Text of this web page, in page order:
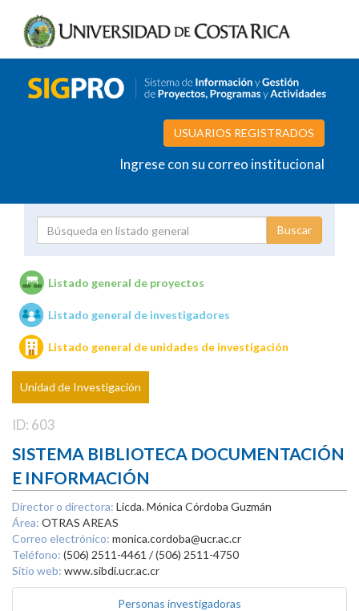
USUARIOS REGISTRADOS
Ingrese con su correo institucional
Unidades de investigación
Listado general de proyectos
Listado general de investigadores
Listado general de unidades de investigación
Unidad de Investigación
ID: 603
SISTEMA BIBLIOTECA DOCUMENTACIÓN
E INFORMACIÓN
Director o directora: Licda. Mónica Córdoba Guzmán
Área: OTRAS AREAS
Correo electrónico: monica.cordoba@ucr.ac.cr
Teléfono: (506) 2511-4461 / (506) 2511-4750
Sitio web: www.sibdi.ucr.ac.cr
Personas investigadoras